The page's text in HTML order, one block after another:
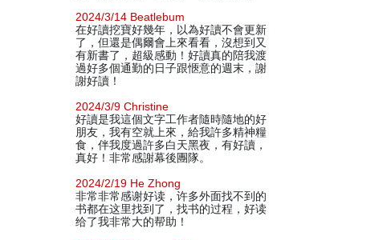
2024/3/14 Beatlebum
在好讀挖寶好幾年，以為好讀不會更新
了，但還是偶爾會上來看看，沒想到又
有新書了，超級感動！好讀真的陪我渡
過好多個通勤的日子跟愜意的週末，謝
謝好讀！
2024/3/9 Christine
好讀是我這個文字工作者隨時隨地的好
朋友，我有空就上來，給我許多精神糧
食，伴我度過許多白天黑夜，有好讀，
真好！非常感謝幕後團隊。
2024/2/19 He Zhong
非常非常感谢好读，许多外面找不到的
书都在这里找到了，找书的过程，好读
给了我非常大的帮助！